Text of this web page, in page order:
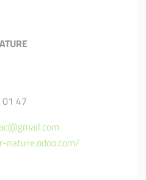
01 47
nature.odoo.com/